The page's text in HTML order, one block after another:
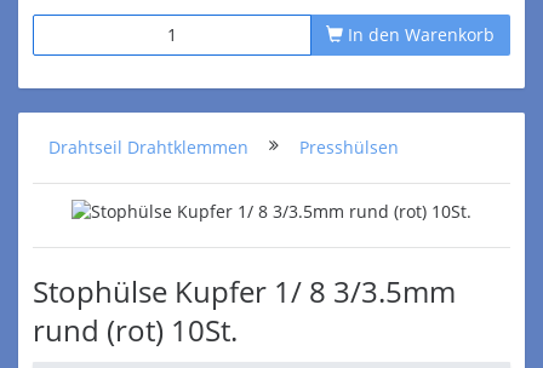
In den Warenkorb
Drahtseil Drahtklemmen Presshülsen
Stophülse Kupfer 1/ 8 3/3.5mm
rund (rot) 10St.